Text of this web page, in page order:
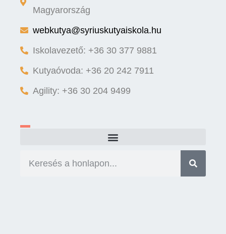
Magyarország
webkutya@syriuskutyaiskola.hu
Iskolavezető: +36 30 377 9881
Kutyaóvoda: +36 20 242 7911
Agility: +36 30 204 9499